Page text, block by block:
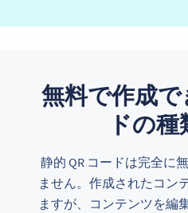
無料で作成で
ドの種
静的 QR コードは完全に
ません。作成されたコン
ますが、コンテンツを編